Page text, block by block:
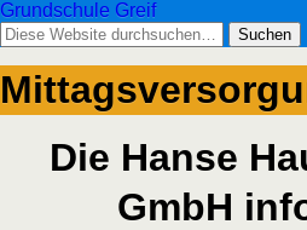
Grundschule Greif
Die Hanse
GmbH